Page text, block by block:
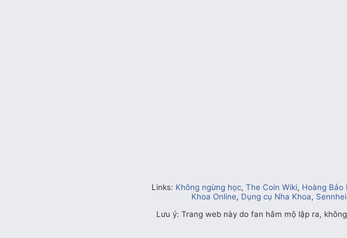
Links: Không ngừng học, The Coin Wiki, Hoàng Bảo
Khoa Online, Dụng cụ Nha Khoa,
Lưu ý: Trang web này do fan hâm mộ lập ra,